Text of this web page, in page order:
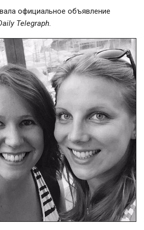
официальное объявление
Telegraph.